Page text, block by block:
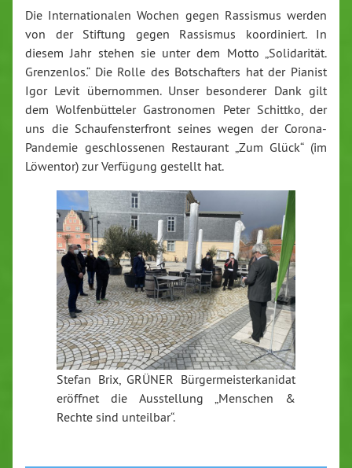
Die Internationalen Wochen gegen Rassismus werden
von der Stiftung gegen Rassismus koordiniert. In
diesem Jahr stehen sie unter dem Motto „Solidarität.
Grenzenlos.“ Die Rolle des Botschafters hat der Pianist
Igor Levit übernommen. Unser besonderer Dank gilt
dem Wolfenbütteler Gastronomen Peter Schittko, der
uns die Schaufensterfront seines wegen der Corona-
Pandemie geschlossenen Restaurant „Zum Glück“ (im
Löwentor) zur Verfügung gestellt hat.
Stefan Brix, GRÜNER Bürgermeisterkanidat
eröffnet die Ausstellung „Menschen &
Rechte sind unteilbar“.